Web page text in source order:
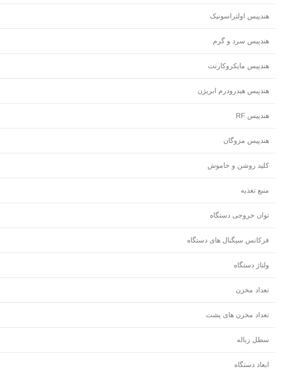
هندپیس اولتراسونیک
هندپیس سرد و گرم
هندپیس مایکروکارنت
هندپیس هیدرودرم ابریژن
هندپیس RF
هندپیس مزوگان
کلید روشن و خاموش
منبع تغذیه
توان خروجی دستگاه
فرکانس سیگنال های دستگاه
ولتاژ دستگاه
تعداد مخزن
تعداد مخزن های پشت
سطل زباله
ابعاد دستگاه